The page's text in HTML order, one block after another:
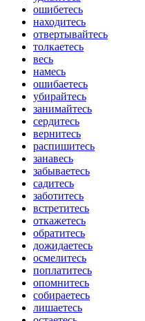
ошибетесь
находитесь
отвертывайтесь
толкаетесь
весь
намесь
ошибаетесь
убирайтесь
занимайтесь
сердитесь
вернитесь
распишитесь
занавесь
забываетесь
садитесь
заботитесь
встретитесь
откажетесь
обратитесь
дожидаетесь
осмелитесь
поплатитесь
опомнитесь
собираетесь
лишаетесь